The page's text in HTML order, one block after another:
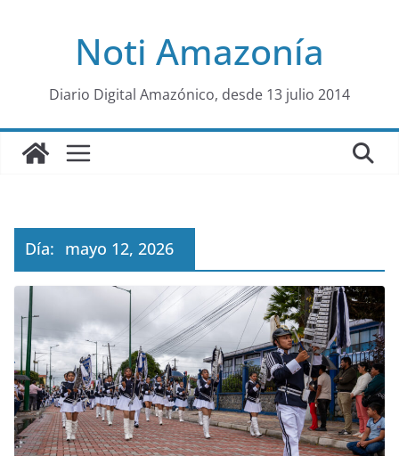
al
Noti Amazonía
Diario Digital Amazónico, desde 13 julio 2014
Día: mayo 12, 2026